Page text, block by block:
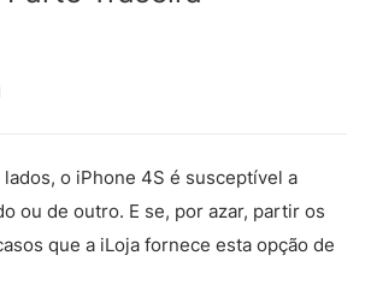
o iPhone 4S é susceptível a
ou de outro. E se, por azar, partir os
que a iLoja fornece esta opção de